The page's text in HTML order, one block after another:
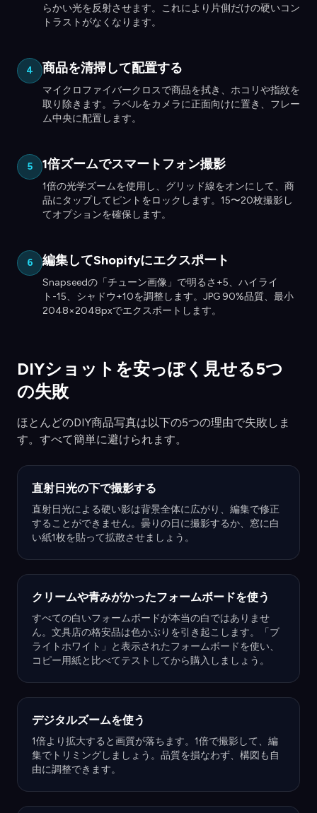
らかい光を反射させます。これにより片側だけの硬いコン
トラストがなくなります。
4 商品を清掃して配置する
マイクロファイバークロスで商品を拭き、ホコリや指紋を
取り除きます。ラベルをカメラに正面向けに置き、フレー
ム中央に配置します。
5 1倍ズームでスマートフォン撮影
1倍の光学ズームを使用し、グリッド線をオンにして、商
品にタップしてピントをロックします。15〜20枚撮影し
てオプションを確保します。
6 編集してShopifyにエクスポート
Snapseedの「チューン画像」で明るさ+5、ハイライ
ト-15、シャドウ+10を調整します。JPG 90%品質、最小
2048×2048pxでエクスポートします。
DIYショットを安っぽく見せる5つ
の失敗
ほとんどのDIY商品写真は以下の5つの理由で失敗しま
す。すべて簡単に避けられます。
直射日光の下で撮影する
直射日光による硬い影は背景全体に広がり、編集で修正
することができません。曇りの日に撮影するか、窓に白
い紙1枚を貼って拡散させましょう。
クリームや青みがかったフォームボードを使う
すべての白いフォームボードが本当の白ではありませ
ん。文具店の格安品は色かぶりを引き起こします。「ブ
ライトホワイト」と表示されたフォームボードを使い、
コピー用紙と比べてテストしてから購入しましょう。
デジタルズームを使う
1倍より拡大すると画質が落ちます。1倍で撮影して、編
集でトリミングしましょう。品質を損なわず、構図も自
由に調整できます。